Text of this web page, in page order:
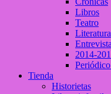
Libros
Teatro
Literatura
Entrevista
2014-
Tienda
Historietas